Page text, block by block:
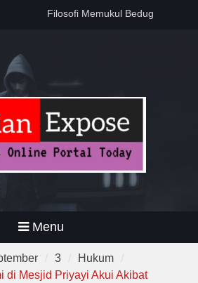
141 Tahun Stasiun Slawi : “Dari
Narkoba di Sekolah Kebayoran
Lama, DPR Minta Diusut
Tuntas
Filosofi Memukul Bedug
Sebelum Sholat Jum’at
Menu
3
Hukum
di Mesjid Priyayi Akui Akibat